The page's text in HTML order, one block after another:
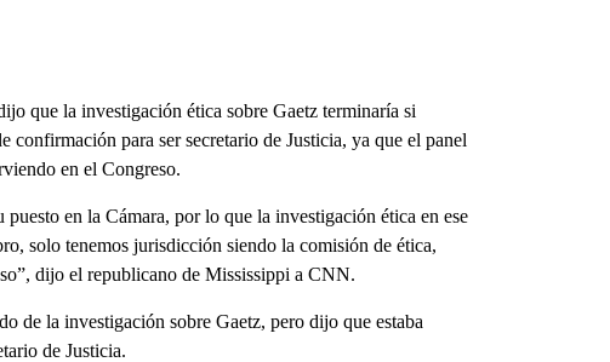
que la investigación ética sobre Gaetz terminaría si
confirmación para ser secretario de Justicia, ya que el panel
en el Congreso.
en la Cámara, por lo que la investigación ética en ese
solo tenemos jurisdicción siendo la comisión de ética,
dijo el republicano de Mississippi a CNN.
de la investigación sobre Gaetz, pero dijo que estaba
de Justicia.